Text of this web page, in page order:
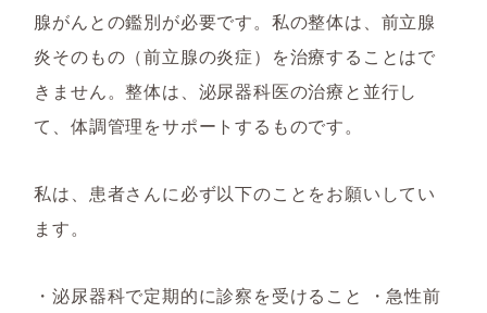
腺がんとの鑑別が必要です。私の整体は、前立腺
炎そのもの（前立腺の炎症）を治療することはで
きません。整体は、泌尿器科医の治療と並行し
て、体調管理をサポートするものです。
私は、患者さんに必ず以下のことをお願いしてい
ます。
・泌尿器科で定期的に診察を受けること ・急性前